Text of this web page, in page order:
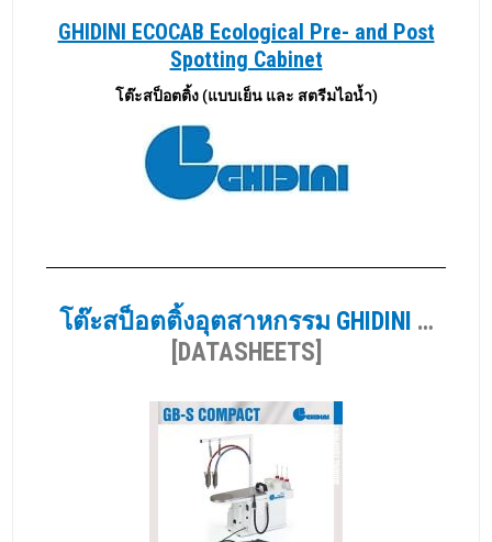
GHIDINI ECOCAB Ecological Pre- and Post
Spotting Cabinet
โต๊ะสป็อตติ้ง (แบบเย็น และ สตรีมไอน้ำ)
โต๊ะสป็อตติ้งอุตสาหกรรม GHIDINI …
[DATASHEETS]